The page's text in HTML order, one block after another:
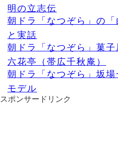
明の立志伝
朝ドラ「なつぞら」の
と実話
朝ドラ「なつぞら」菓
六花亭（帯広千秋庵）
朝ドラ「なつぞら」坂
モデル
スポンサードリンク